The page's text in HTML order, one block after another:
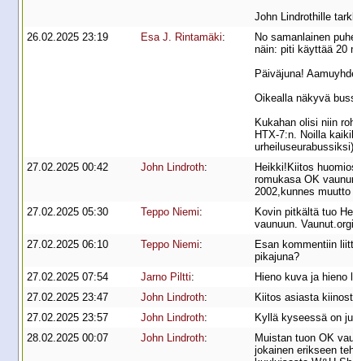
John Lindrothille
26.02.2025 23:19
Esa J. Rintamäki:
No samanlainen
näin: piti käyttää 20
Päiväjuna!
Oikealla näkyvä
Kukahan olisi niin
HTX-7:n. Noilla
27.02.2025 00:42
John Lindroth:
Heikki!Kiitos
romukasa OK
2002,kunnes
27.02.2025 05:30
Teppo Niemi:
Kovin pitkältä tuo
vaunuun.
27.02.2025 06:10
Teppo Niemi:
Esan kommentiin
pikajuna?
27.02.2025 07:54
Jarno Piltti:
Hieno kuva ja hieno
27.02.2025 23:47
John Lindroth:
Kiitos asiasta
27.02.2025 23:57
John Lindroth:
Kyllä kyseessä on
28.02.2025 00:07
John Lindroth:
Muistan tuon OK
jokainen erikseen